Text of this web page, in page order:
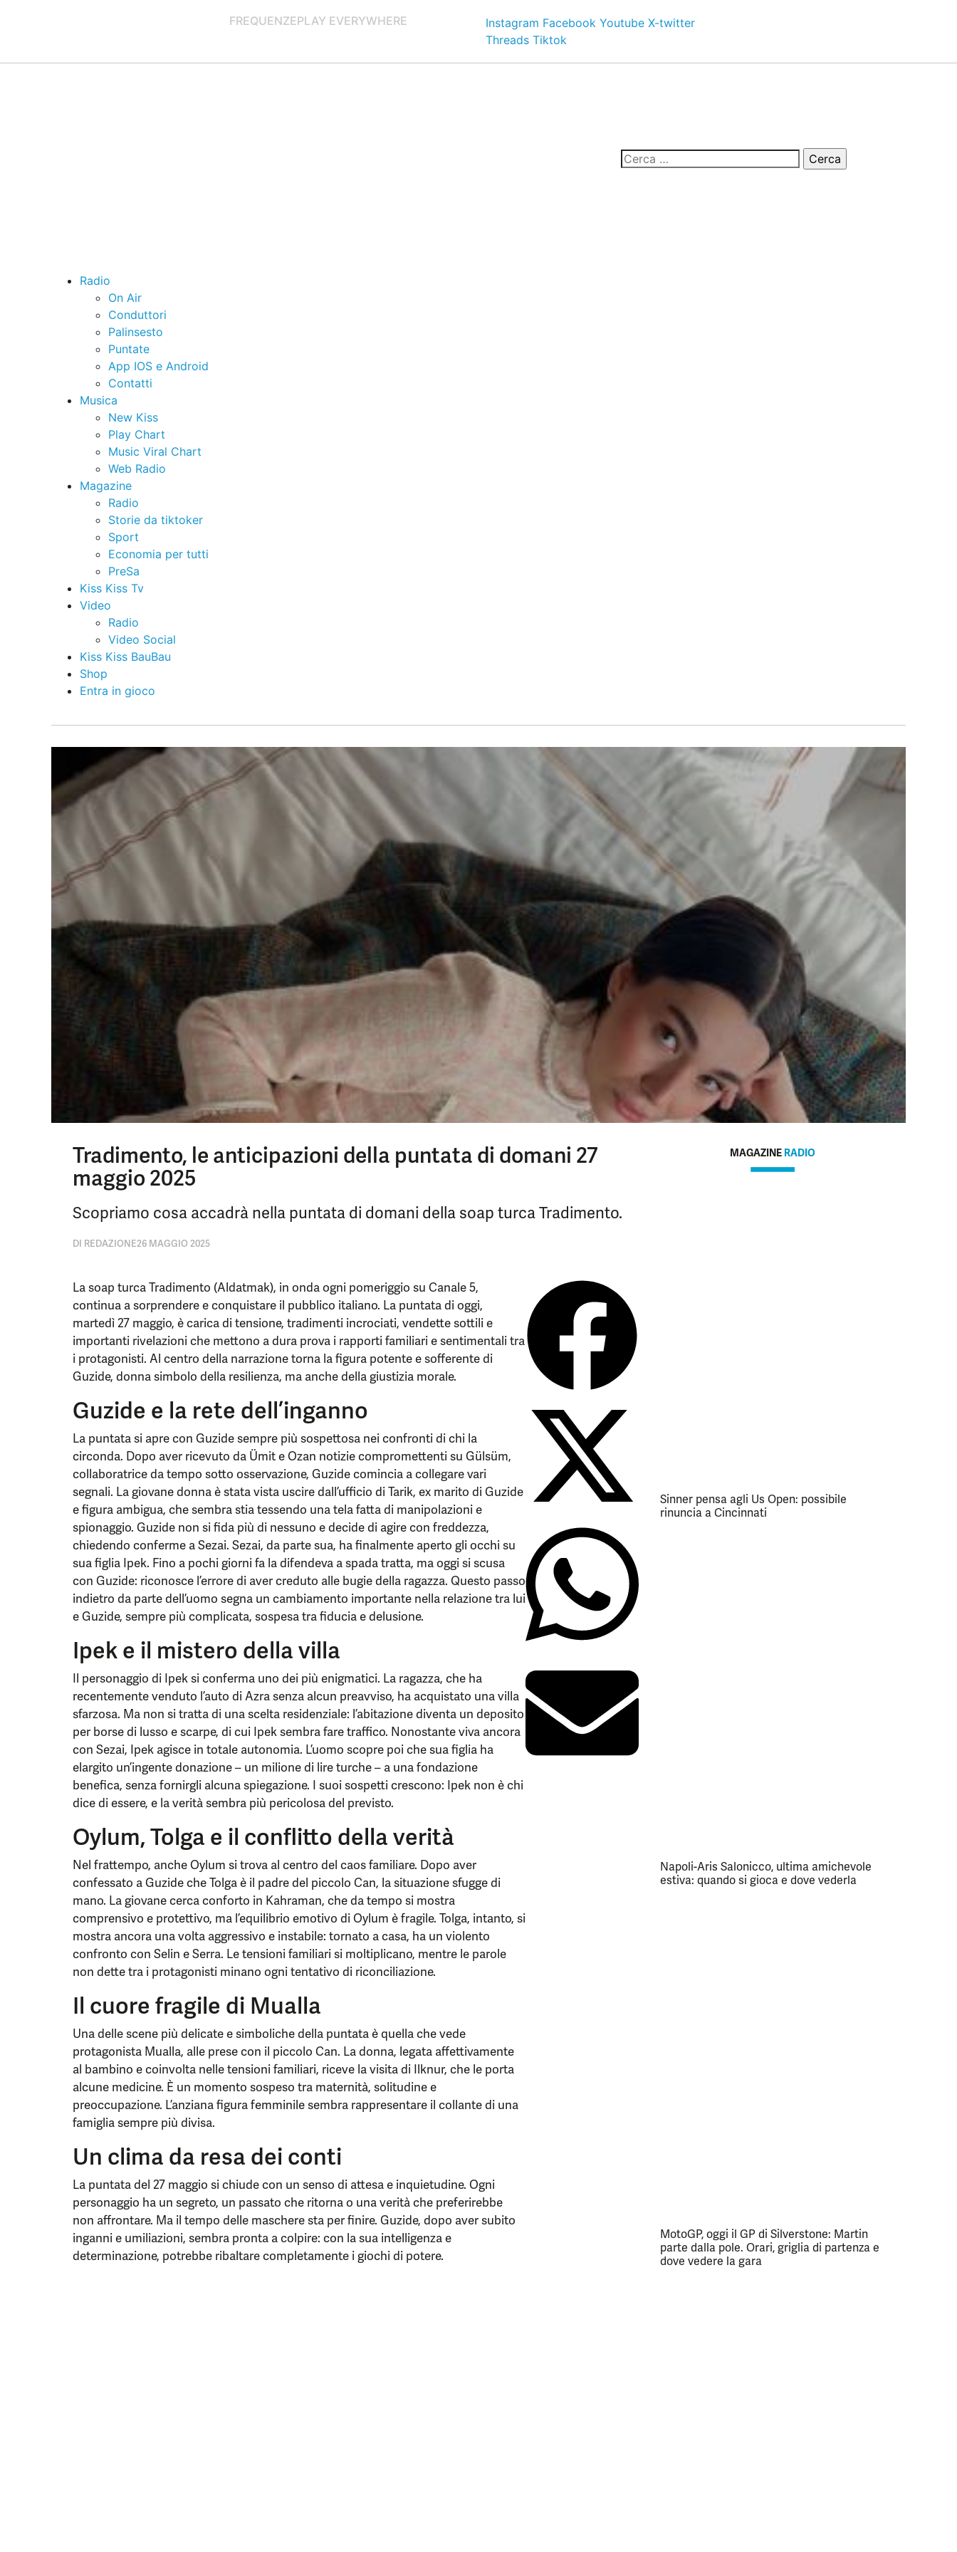
FREQUENZEPLAY EVERYWHERE Instagram Facebook Youtube X-twitter
Threads Tiktok
Radio
On Air
Conduttori
Palinsesto
Puntate
App IOS e Android
Contatti
Musica
New Kiss
Play Chart
Music Viral Chart
Web Radio
Magazine
Radio
Storie da tiktoker
Sport
Economia per tutti
PreSa
Kiss Kiss Tv
Video
Radio
Video Social
Kiss Kiss BauBau
Shop
Entra in gioco
Tradimento, le anticipazioni della puntata di domani 27
maggio 2025
Scopriamo cosa accadrà nella puntata di domani della soap turca Tradimento.
DI REDAZIONE26 MAGGIO 2025
La soap turca Tradimento (Aldatmak), in onda ogni pomeriggio su Canale 5,
continua a sorprendere e conquistare il pubblico italiano. La puntata di oggi,
martedì 27 maggio, è carica di tensione, tradimenti incrociati, vendette sottili e
importanti rivelazioni che mettono a dura prova i rapporti familiari e sentimentali tra
i protagonisti. Al centro della narrazione torna la figura potente e sofferente di
Guzide, donna simbolo della resilienza, ma anche della giustizia morale.
Guzide e la rete dell’inganno
La puntata si apre con Guzide sempre più sospettosa nei confronti di chi la
circonda. Dopo aver ricevuto da Ümit e Ozan notizie compromettenti su Gülsüm,
collaboratrice da tempo sotto osservazione, Guzide comincia a collegare vari
segnali. La giovane donna è stata vista uscire dall’ufficio di Tarik, ex marito di Guzide
e figura ambigua, che sembra stia tessendo una tela fatta di manipolazioni e
spionaggio. Guzide non si fida più di nessuno e decide di agire con freddezza,
chiedendo conferme a Sezai. Sezai, da parte sua, ha finalmente aperto gli occhi su
sua figlia Ipek. Fino a pochi giorni fa la difendeva a spada tratta, ma oggi si scusa
con Guzide: riconosce l’errore di aver creduto alle bugie della ragazza. Questo passo
indietro da parte dell’uomo segna un cambiamento importante nella relazione tra lui
e Guzide, sempre più complicata, sospesa tra fiducia e delusione.
Ipek e il mistero della villa
Il personaggio di Ipek si conferma uno dei più enigmatici. La ragazza, che ha
recentemente venduto l’auto di Azra senza alcun preavviso, ha acquistato una villa
sfarzosa. Ma non si tratta di una scelta residenziale: l’abitazione diventa un deposito
per borse di lusso e scarpe, di cui Ipek sembra fare traffico. Nonostante viva ancora
con Sezai, Ipek agisce in totale autonomia. L’uomo scopre poi che sua figlia ha
elargito un’ingente donazione – un milione di lire turche – a una fondazione
benefica, senza fornirgli alcuna spiegazione. I suoi sospetti crescono: Ipek non è chi
dice di essere, e la verità sembra più pericolosa del previsto.
Oylum, Tolga e il conflitto della verità
Nel frattempo, anche Oylum si trova al centro del caos familiare. Dopo aver
confessato a Guzide che Tolga è il padre del piccolo Can, la situazione sfugge di
mano. La giovane cerca conforto in Kahraman, che da tempo si mostra
comprensivo e protettivo, ma l’equilibrio emotivo di Oylum è fragile. Tolga, intanto, si
mostra ancora una volta aggressivo e instabile: tornato a casa, ha un violento
confronto con Selin e Serra. Le tensioni familiari si moltiplicano, mentre le parole
non dette tra i protagonisti minano ogni tentativo di riconciliazione.
Il cuore fragile di Mualla
Una delle scene più delicate e simboliche della puntata è quella che vede
protagonista Mualla, alle prese con il piccolo Can. La donna, legata affettivamente
al bambino e coinvolta nelle tensioni familiari, riceve la visita di Ilknur, che le porta
alcune medicine. È un momento sospeso tra maternità, solitudine e
preoccupazione. L’anziana figura femminile sembra rappresentare il collante di una
famiglia sempre più divisa.
Un clima da resa dei conti
La puntata del 27 maggio si chiude con un senso di attesa e inquietudine. Ogni
personaggio ha un segreto, un passato che ritorna o una verità che preferirebbe
non affrontare. Ma il tempo delle maschere sta per finire. Guzide, dopo aver subito
inganni e umiliazioni, sembra pronta a colpire: con la sua intelligenza e
determinazione, potrebbe ribaltare completamente i giochi di potere.
MAGAZINE RADIO
Sinner pensa agli Us Open: possibile
rinuncia a Cincinnati
Napoli-Aris Salonicco, ultima amichevole
estiva: quando si gioca e dove vederla
MotoGP, oggi il GP di Silverstone: Martin
parte dalla pole. Orari, griglia di partenza e
dove vedere la gara